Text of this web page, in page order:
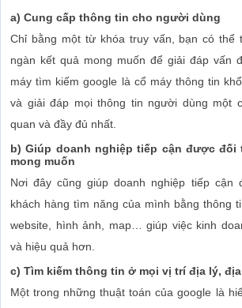
a) Cung cấp thông tin cho người dùng
Chỉ bằng một từ khóa truy vấn, bạn có thể
ngàn kết quả mong muốn để giải đáp vấn
máy tìm kiếm google là cổ máy thông tin
và giải đáp mọi thông tin người dùng một
quan và đầy đủ nhất.
b) Giúp doanh nghiệp tiếp cận được đối
mong muốn
Nơi đây cũng giúp doanh nghiệp tiếp cận
khách hàng tìm năng của mình bằng thông
website, hình ảnh, map… giúp việc kinh
và hiệu quả hơn.
c) Tìm kiếm thông tin ở mọi vị trí địa lý,
Một trong những thuật toán của google là